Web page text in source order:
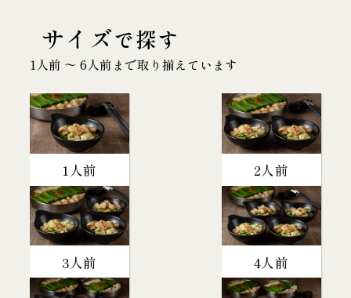
サイズで探す
1人前 〜 6人前まで取り揃えています
1人前 2人前
3人前 4人前